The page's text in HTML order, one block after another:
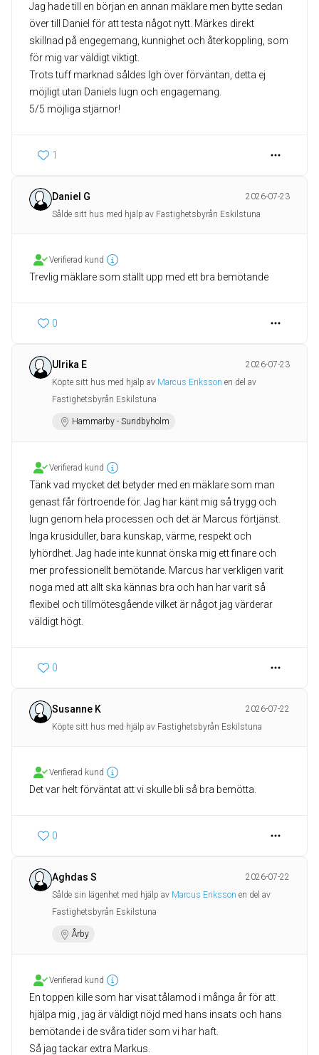
Jag hade till en början en annan mäklare men bytte sedan
över till Daniel för att testa något nytt. Märkes direkt
skillnad på engegemang, kunnighet och återkoppling, som
för mig var väldigt viktigt.
Trots tuff marknad såldes lgh över förväntan, detta ej
möjligt utan Daniels lugn och engagemang.
5/5 möjliga stjärnor!
1
Daniel G
2026-07-23
Sålde sitt hus med hjälp av Fastighetsbyrån Eskilstuna
Verifierad kund
Trevlig mäklare som ställt upp med ett bra bemötande
0
Ulrika E
2026-07-23
Köpte sitt hus med hjälp av Marcus Eriksson en del av
Fastighetsbyrån Eskilstuna
Hammarby - Sundbyholm
Verifierad kund
Tänk vad mycket det betyder med en mäklare som man
genast får förtroende för. Jag har känt mig så trygg och
lugn genom hela processen och det är Marcus förtjänst.
Inga krusiduller, bara kunskap, värme, respekt och
lyhördhet. Jag hade inte kunnat önska mig ett finare och
mer professionellt bemötande. Marcus har verkligen varit
noga med att allt ska kännas bra och han har varit så
flexibel och tillmötesgående vilket är något jag värderar
väldigt högt.
0
Susanne K
2026-07-22
Köpte sitt hus med hjälp av Fastighetsbyrån Eskilstuna
Verifierad kund
Det var helt förväntat att vi skulle bli så bra bemötta.
0
Aghdas S
2026-07-22
Sålde sin lägenhet med hjälp av Marcus Eriksson en del av
Fastighetsbyrån Eskilstuna
Årby
Verifierad kund
En toppen kille som har visat tålamod i många år för att
hjälpa mig , jag är väldigt nöjd med hans insats och hans
bemötande i de svåra tider som vi har haft.
Så jag tackar extra Markus.